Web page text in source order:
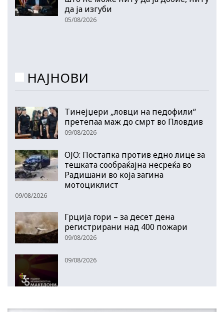
да ја изгуби
05/08/2026
НАЈНОВИ
Тинејџери „ловци на педофили“
претепаа маж до смрт во Пловдив
09/08/2026
ОЈО: Постапка против едно лице за
тешката сообраќајна несреќа во
Радишани во која загина
мотоциклист
09/08/2026
Грција гори – за десет дена
регистрирани над 400 пожари
09/08/2026
09/08/2026